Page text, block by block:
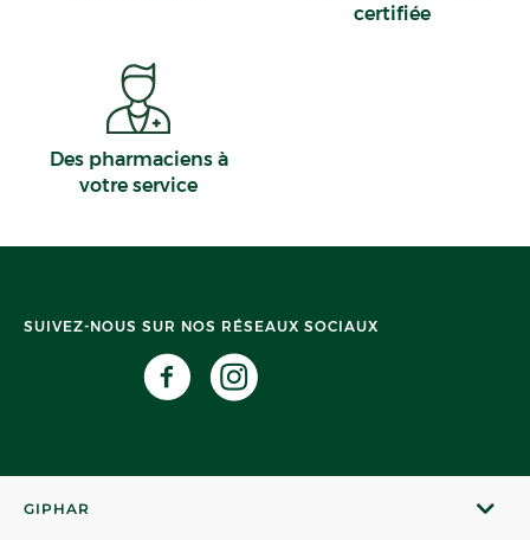
certifiée
Des pharmaciens à
votre service
SUIVEZ-NOUS SUR NOS RÉSEAUX SOCIAUX
GIPHAR